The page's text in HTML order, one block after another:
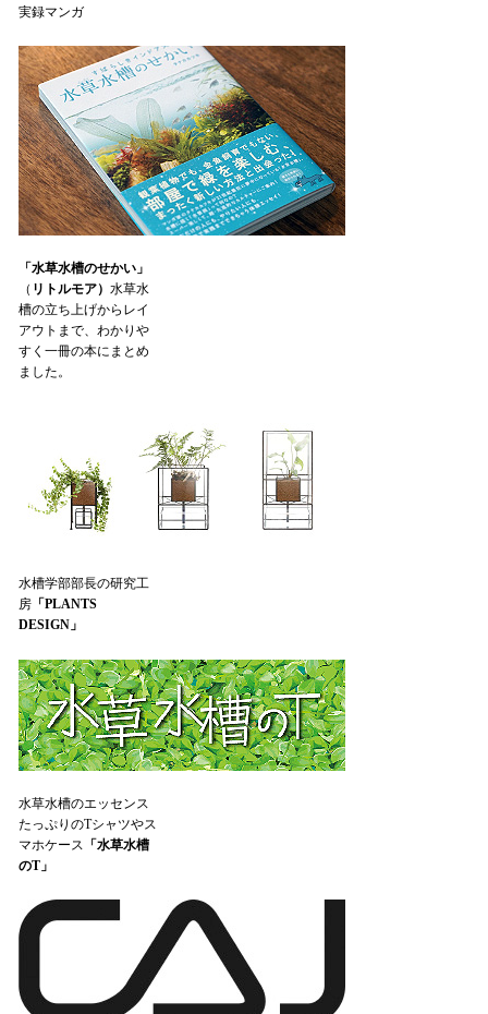
実録マンガ
「水草水槽のせかい」
（ リトルモア） 水草水
槽の立ち上げからレイ
アウトまで、わかりや
すく一冊の本にまとめ
ました。
水槽学部部長の研究工
房「PLANTS
DESIGN」
水草水槽のエッセンス
たっぷりのTシャツやス
マホケース 「水草水槽
のT」